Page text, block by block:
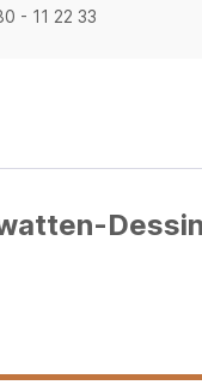
- 11 22 33